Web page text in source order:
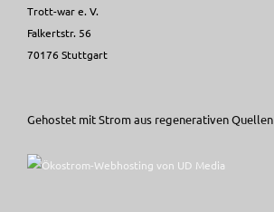
Trott-war e. V.
Falkertstr. 56
70176 Stuttgart
Gehostet mit Strom aus regenerativen Quellen